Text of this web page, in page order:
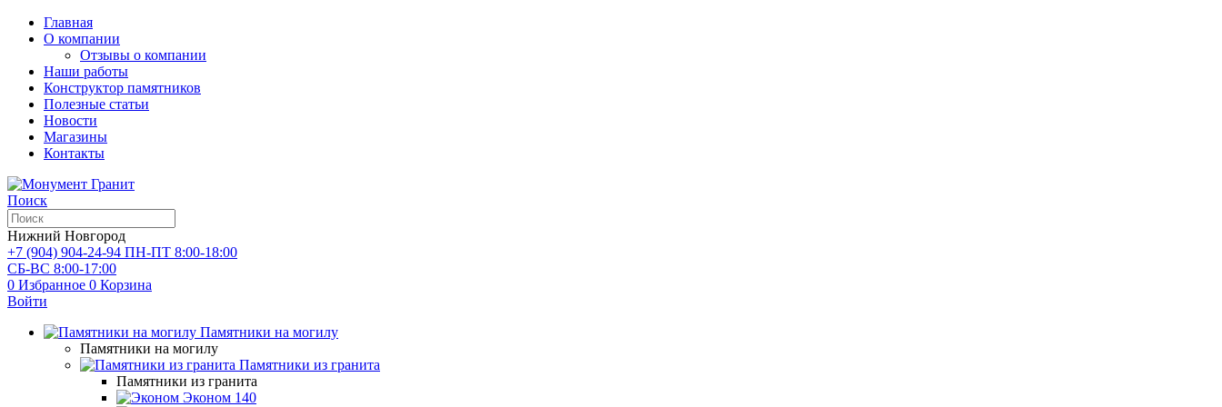
Главная
О компании
Отзывы о компании
Наши работы
Конструктор памятников
Полезные статьи
Новости
Магазины
Контакты
Поиск
Нижний Новгород
+7 (904) 904-24-94 ПН-ПТ 8:00-18:00
СБ-ВС 8:00-17:00
0 Избранное 0 Корзина
Войти
Памятники на могилу
Памятники на могилу
Памятники из гранита
Памятники из гранита
Эконом 140